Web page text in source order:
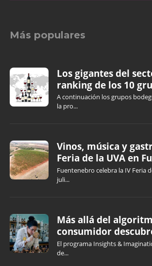
Más populares
Los gigantes del
ranking de los 10
A continuación los grupos
la pro...
Vinos, música y
Feria de la UVA en
Fuentenebro celebra la IV Feria
juli...
Más allá del
consumidor
El programa Insights &
de...